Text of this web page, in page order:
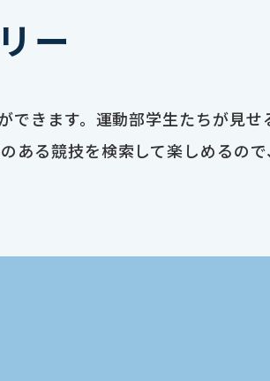
ー
きます。運動部学生たちが見せ
ある競技を検索して楽しめるの